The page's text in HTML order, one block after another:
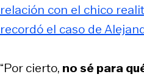
relación con el chico
recordó el caso de
“Por cierto, no sé para